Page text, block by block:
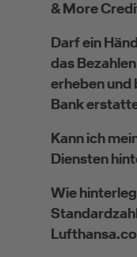
& More
Darf ein
das
erheben und
Bank
Kann ich
Diensten
Wie